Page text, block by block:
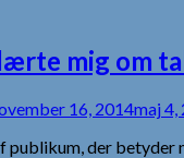
mig om
16, 2014maj 4,
publikum, der betyder